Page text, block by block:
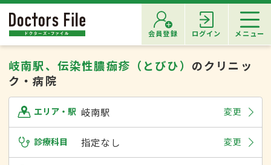
会員登録 ログイン メニュー
岐南駅、伝染性膿痂疹（とびひ） のクリニッ
ク・病院
エリア・駅 岐南駅 変更
診療科目 指定なし 変更